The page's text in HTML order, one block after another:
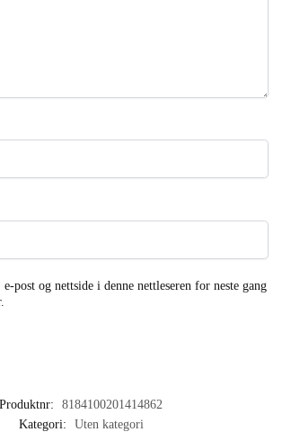
post og nettside i denne nettleseren for neste gang
Produktnr:
8184100201414862
Kategori:
Uten kategori